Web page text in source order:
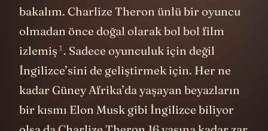
bakalım. Charlize Theron ünlü bir oyuncu
olmadan önce doğal olarak bol bol film
izlemiş 1. Sadece oyunculuk için değil
İngilizce’sini de geliştirmek için. Her ne
kadar Güney Afrika’da yaşayan beyazların
bir kısmı Elon Musk gibi İngilizce biliyor